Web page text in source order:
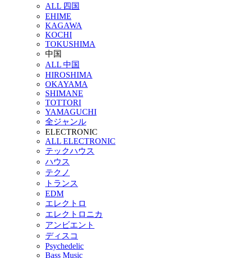
ALL 四国
EHIME
KAGAWA
KOCHI
TOKUSHIMA
中国
ALL 中国
HIROSHIMA
OKAYAMA
SHIMANE
TOTTORI
YAMAGUCHI
全ジャンル
ELECTRONIC
ALL ELECTRONIC
テックハウス
ハウス
テクノ
トランス
EDM
エレクトロ
エレクトロニカ
アンビエント
ディスコ
Psychedelic
Bass Music